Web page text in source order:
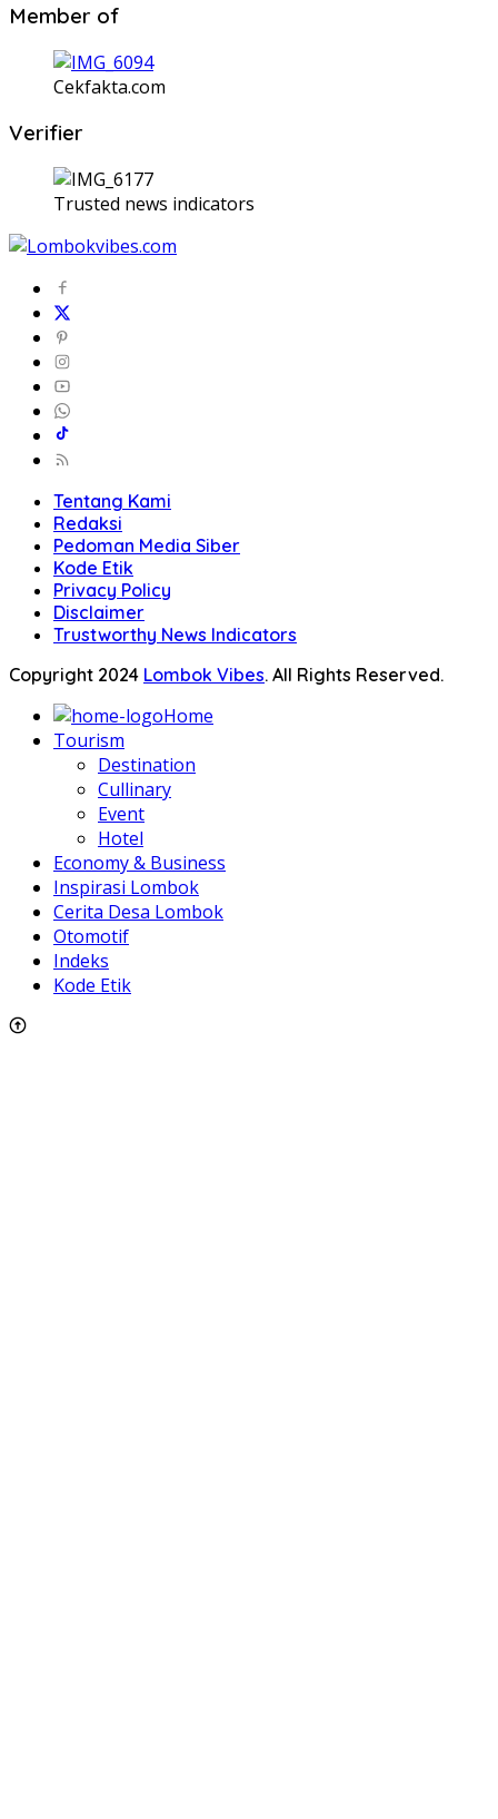
Member of
Cekfakta.com
Verifier
Trusted news indicators
Tentang Kami
Redaksi
Pedoman Media Siber
Kode Etik
Privacy Policy
Disclaimer
Trustworthy News Indicators
Copyright 2024 Lombok Vibes. All Rights Reserved.
Home
Tourism
Destination
Cullinary
Event
Hotel
Economy & Business
Inspirasi Lombok
Cerita Desa Lombok
Otomotif
Indeks
Kode Etik